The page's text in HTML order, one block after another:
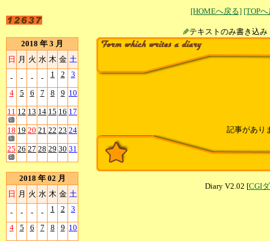
[HOMEへ戻る] [TOP
テキストのみ書
2018 年 3 月
日 月 火 水 木 金 土
- - - - 1 2 3
4 5 6 7 8 9 10
11 12 13 14 15 16 17
18 19 20 21 22 23 24
25 26 27 28 29 30 31
2018 年 02 月
日 月 火 水 木 金 土
- - - - 1 2 3
4 5 6 7 8 9 10
記事があり
Diary V2.02 [CGI